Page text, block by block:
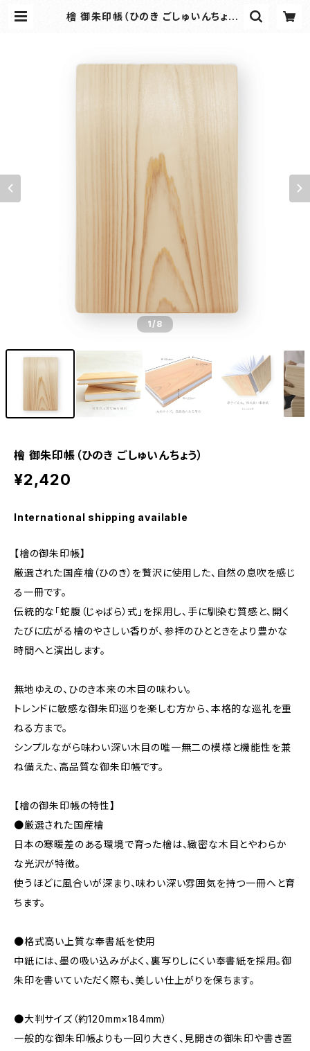
檜 御朱印帳（ひのき ごしゅいんちょう）
1/8
檜 御朱印帳（ひのき ごしゅいんちょう）
¥2,420
International shipping available
【檜の御朱印帳】
厳選された国産檜（ひのき）を贅沢に使用した、自然の息吹を感じ
る一冊です。
伝統的な「蛇腹（じゃばら）式」を採用し、手に馴染む質感と、開く
たびに広がる檜のやさしい香りが、参拝のひとときをより豊かな
時間へと演出します。
無地ゆえの、ひのき本来の木目の味わい。
トレンドに敏感な御朱印巡りを楽しむ方から、本格的な巡礼を重
ねる方まで。
シンプルながら味わい深い木目の唯一無二の模様と機能性を兼
ね備えた、高品質な御朱印帳です。
【檜の御朱印帳の特性】
●厳選された国産檜
日本の寒暖差のある環境で育った檜は、緻密な木目とやわらか
な光沢が特徴。
使うほどに風合いが深まり、味わい深い雰囲気を持つ一冊へと育
ちます。
●格式高い上質な奉書紙を使用
中紙には、墨の吸い込みがよく、裏写りしにくい奉書紙を採用。御
朱印を書いていただく際も、美しい仕上がりを保ちます。
●大判サイズ（約120mm×184mm）
一般的な御朱印帳よりも一回り大きく、見開きの御朱印や書き置